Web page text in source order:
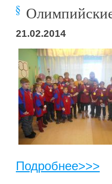
21.02.2014
Подробнее>>>